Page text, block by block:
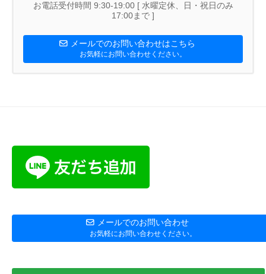
お電話受付時間 9:30-19:00 [ 水曜定休、日・祝日のみ
17:00まで ]
メールでのお問い合わせはこちら
お気軽にお問い合わせください。
メールでのお問い合わせ
お気軽にお問い合わせください。